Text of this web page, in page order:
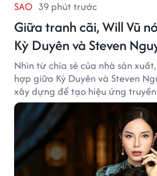
SAO 39 phút trước
Giữa tranh cãi, Will Vũ
Kỳ Duyên và Steven
Nhìn từ chia sẻ của nhà sản
hợp giữa Kỳ Duyên và Steven
xây dựng để tạo hiệu ứng